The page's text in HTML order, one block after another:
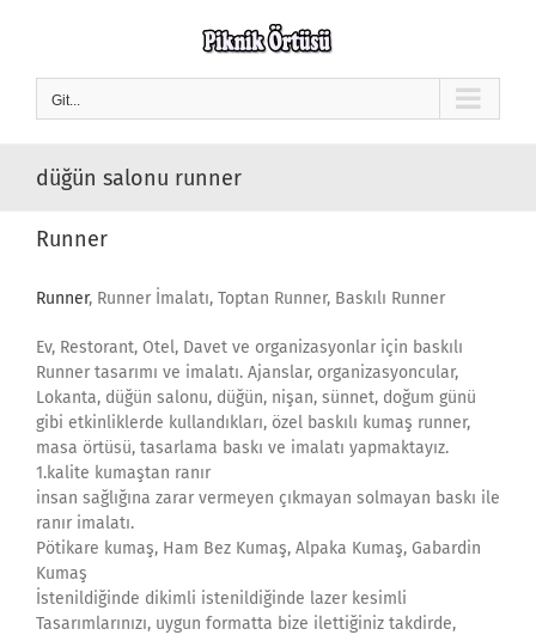
Git...
düğün salonu runner
Runner
Runner, Runner İmalatı, Toptan Runner, Baskılı Runner
Ev, Restorant, Otel, Davet ve organizasyonlar için baskılı
Runner tasarımı ve imalatı. Ajanslar, organizasyoncular,
Lokanta, düğün salonu, düğün, nişan, sünnet, doğum günü
gibi etkinliklerde kullandıkları, özel baskılı kumaş runner,
masa örtüsü, tasarlama baskı ve imalatı yapmaktayız.
1.kalite kumaştan ranır
insan sağlığına zarar vermeyen çıkmayan solmayan baskı ile
ranır imalatı.
Pötikare kumaş, Ham Bez Kumaş, Alpaka Kumaş, Gabardin
Kumaş
İstenildiğinde dikimli istenildiğinde lazer kesimli
Tasarımlarınızı, uygun formatta bize ilettiğiniz takdirde,